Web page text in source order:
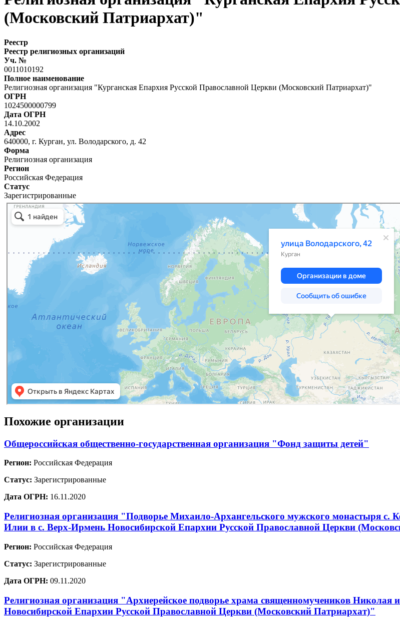
(Московский Патриархат)"
Реестр
Реестр религиозных организаций
Уч. №
0011010192
Полное наименование
Религиозная организация "Курганская Епархия Русской Православной Церкви (Московский Патриархат)"
ОГРН
1024500000799
Дата ОГРН
14.10.2002
Адрес
640000, г. Курган, ул. Володарского, д. 42
Форма
Религиозная организация
Регион
Российская Федерация
Статус
Зарегистрированные
Похожие организации
Общероссийская общественно-государственная организация "Фонд защиты детей"
Регион: Российская Федерация
Статус: Зарегистрированные
Дата ОГРН: 16.11.2020
Религиозная организация "Подворье Михаило-Архангельского мужского монастыря с.
Илии в с. Верх-Ирмень Новосибирской Епархии Русской Православной Церкви
Регион: Российская Федерация
Статус: Зарегистрированные
Дата ОГРН: 09.11.2020
Религиозная организация "Архиерейское подворье храма священномучеников Николая
Новосибирской Епархии Русской Православной Церкви (Московский Патриархат)"